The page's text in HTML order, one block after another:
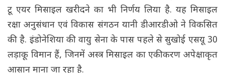
टू एयर मिसाइल खरीदने का भी निर्णय लिया है. यह मिसाइल
रक्षा अनुसंधान एवं विकास संगठन यानी डीआरडीओ ने विकसित
की है. इंडोनेशिया की वायु सेना के पास पहले से सुखोई एसयू 30
लड़ाकू विमान हैं, जिनमें अस्त्र मिसाइल का एकीकरण अपेक्षाकृत
आसान माना जा रहा है.